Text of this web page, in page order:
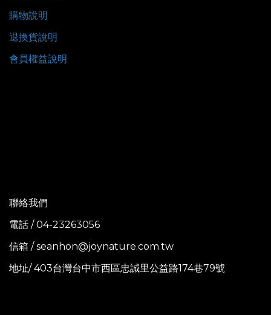
購物說明
退換貨說明
會員權益說明
聯絡我們
電話 / 04-23263056
信箱 / seanhon@joynature.com.tw
地址/ 403台灣台中市西區忠誠里公益路174巷79號